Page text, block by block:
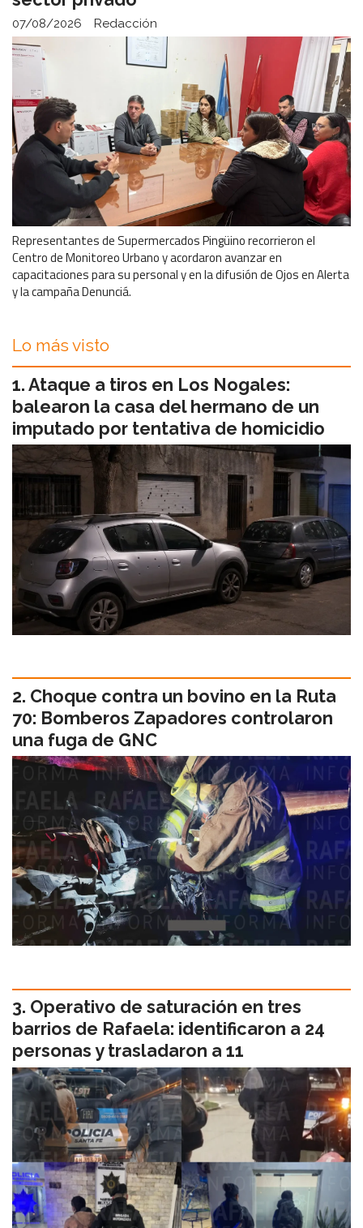
Redacción
07/08/2026
Representantes de Supermercados Pingüino recorrieron el
Centro de Monitoreo Urbano y acordaron avanzar en
capacitaciones para su personal y en la difusión de Ojos en Alerta
y la campaña Denunciá.
Lo más visto
Ataque a tiros en Los Nogales:
balearon la casa del hermano de un
imputado por tentativa de homicidio
Choque contra un bovino en la Ruta
70: Bomberos Zapadores controlaron
una fuga de GNC
Operativo de saturación en tres
barrios de Rafaela: identificaron a 24
personas y trasladaron a 11